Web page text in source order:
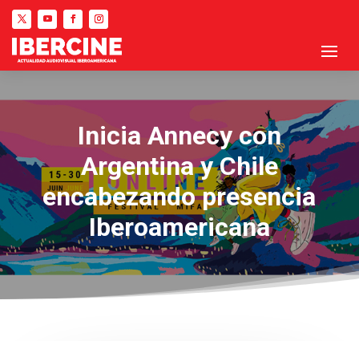
Inicia Annecy con
Argentina y Chile
encabezando presencia
Iberoamericana